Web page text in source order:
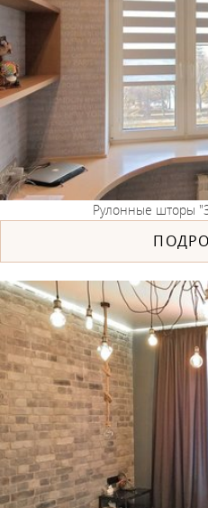
Рулонные шторы